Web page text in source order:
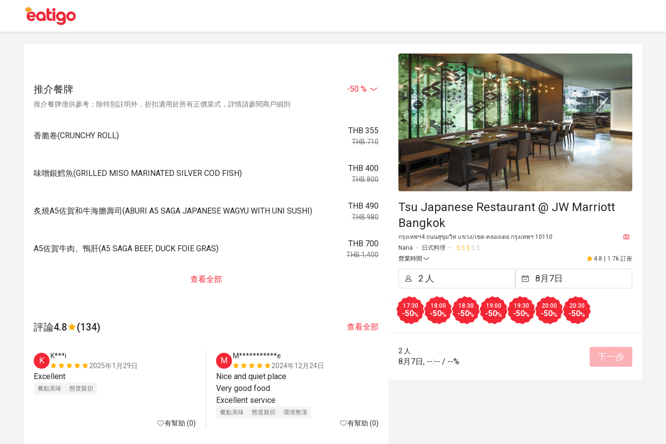
推介餐牌 -50 %
推介餐牌僅供參考；除特別註明外，折扣適用於所有正價菜式，詳情請參閱商戶細則
香脆卷(CRUNCHY ROLL)
THB 355
THB 710
味噌銀鱈魚(GRILLED MISO MARINATED SILVER COD FISH)
THB 400
THB 800
炙燒A5佐賀和牛海膽壽司(ABURI A5 SAGA JAPANESE WAGYU WITH UNI SUSHI)
THB 490
THB 980
A5佐賀牛肉、鴨肝(A5 SAGA BEEF, DUCK FOIE GRAS)
THB 700
THB 1,400
查看全部
評論4.8 (134) 查看全部
K
K***i
2025年1月29日
餐點美味 態度親切
有幫助 (0)
M
M***********e
2024年12月24日
Nice and quiet place
Very good food
餐點美味 態度親切 環境整潔
有幫助 (0)
D
2024年12月21日
K***i
Tsu Japanese Restaurant @ JW Marriott
Bangkok
กรุงเทพฯ4 ถนนสุขุมวิท แขวง/เขต คลองเตย กรุงเทพฯ 10110
Nana
日式料理
營業時間
4.8 | 1.7k 訂座
17:30
-50%
18:00
-50%
18:30
-50%
19:00
-50%
19:30
-50%
20:00
-50%
20:30
-50%
2 人
8月7日, --:-- / --% 下一步